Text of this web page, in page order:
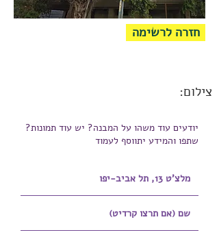
חזרה לרשימה
צילום:
יודעים עוד משהו על המבנה? יש עוד תמונות?
שתפו והמידע יתווסף לעמוד